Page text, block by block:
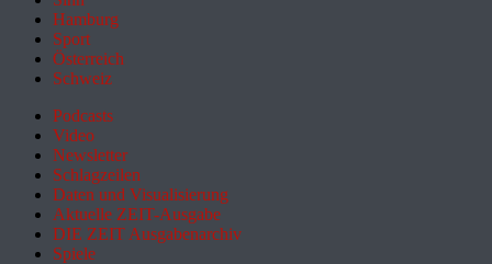
Hamburg
Sport
Österreich
Schweiz
Podcasts
Video
Newsletter
Schlagzeilen
Daten und Visualisierung
Aktuelle ZEIT-Ausgabe
DIE ZEIT Ausgabenarchiv
Spiele